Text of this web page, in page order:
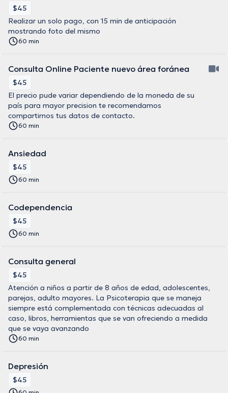
$45
Realizar un solo pago, con 15 min de anticipación
mostrando foto del mismo
60 min
Consulta Online Paciente nuevo área foránea
$45
El precio pude variar dependiendo de la moneda de su
país para mayor precision te recomendamos
compartirnos tus datos de contacto.
60 min
Ansiedad
$45
60 min
Codependencia
$45
60 min
Consulta general
$45
Atención a niños a partir de 8 años de edad, adolescentes,
parejas, adulto mayores. La Psicoterapia que se maneja
siempre está complementada con técnicas adecuadas al
caso, libros, herramientas que se van ofreciendo a medida
que se vaya avanzando
60 min
Depresión
$45